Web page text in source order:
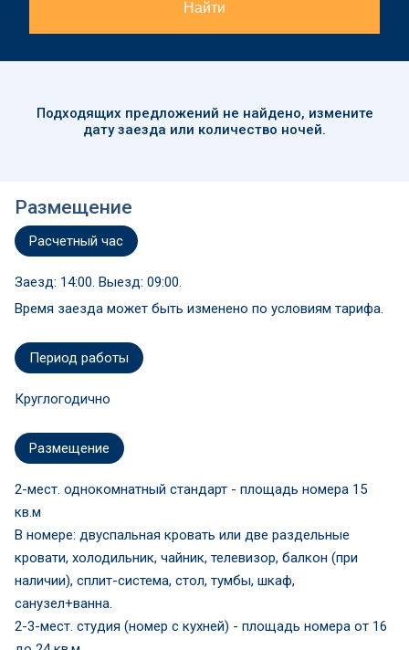
Найти
Подходящих предложений не найдено, измените
дату заезда или количество ночей.
Размещение
Расчетный час
Заезд: 14:00. Выезд: 09:00.
Время заезда может быть изменено по условиям тарифа.
Период работы
Круглогодично
Размещение
2-мест. однокомнатный стандарт - площадь номера 15
кв.м
В номере: двуспальная кровать или две раздельные
кровати, холодильник, чайник, телевизор, балкон (при
наличии), сплит-система, стол, тумбы, шкаф,
санузел+ванна.
2-3-мест. студия (номер с кухней) - площадь номера от 16